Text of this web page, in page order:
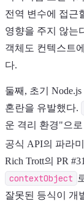
전역 변수에 접근
영향을 주지 않는
객체도 컨텍스트
다.
둘째, 초기
혼란을 유발했다.
운 격리 환경"으
공식 API의 파라
Rich Trott의 PR
contextObject
잘못된 등식이 개